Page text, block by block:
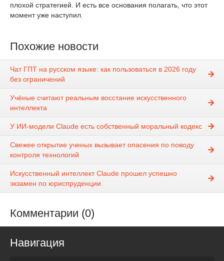
плохой стратегией. И есть все основания полагать, что этот
момент уже наступил.
Похожие новости
Чат ГПТ на русском языке: как пользоваться в 2026 году
без ограничений
Учёные считают реальным восстание искусственного
интеллекта
У ИИ-модели Claude есть собственный моральный кодекс
Свежее открытие ученых вызывает опасения по поводу
контроля технологий
Искусственный интеллект Claude прошел успешно
экзамен по юриспруденции
Комментарии (0)
Навигация